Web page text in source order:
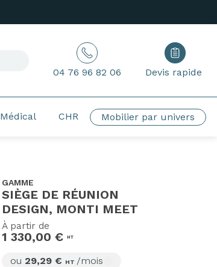
04 76 96 82 06 Devis rapide
Médical CHR Mobilier par univers
GAMME
SIÈGE DE RÉUNION
DESIGN, MONTI MEET
À partir de
1 330,00 € HT
ou 29,29 € HT /mois